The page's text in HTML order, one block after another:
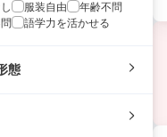
服装自由
年齢不問
語学力を活かせる
態